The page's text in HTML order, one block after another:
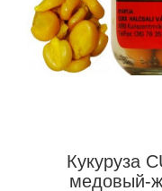
Кукуруза
медовый-